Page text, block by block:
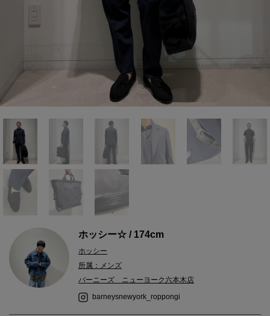
ホッシー☆ / 174cm
ホッシー
所属：メンズ
バーニーズ ニューヨーク六本木店
barneysnewyork_roppongi